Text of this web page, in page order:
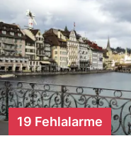
19 Fehlalarme